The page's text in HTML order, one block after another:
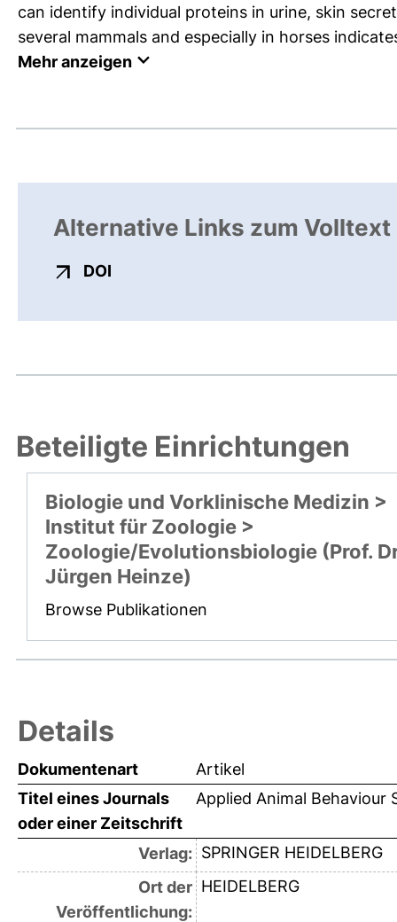
can identify individual proteins in urine, skin
several mammals and especially in horses
Mehr anzeigen
Alternative Links zum Volltext
DOI
Beteiligte Einrichtungen
Biologie und Vorklinische Medizin >
Institut für Zoologie >
Zoologie/Evolutionsbiologie (Prof.
Jürgen Heinze)
Browse Publikationen
Details
Dokumentenart
Artikel
Titel eines Journals
oder einer Zeitschrift
Applied Animal Behaviour
Verlag: SPRINGER HEIDELBERG
Ort der
Veröffentlichung:
HEIDELBERG